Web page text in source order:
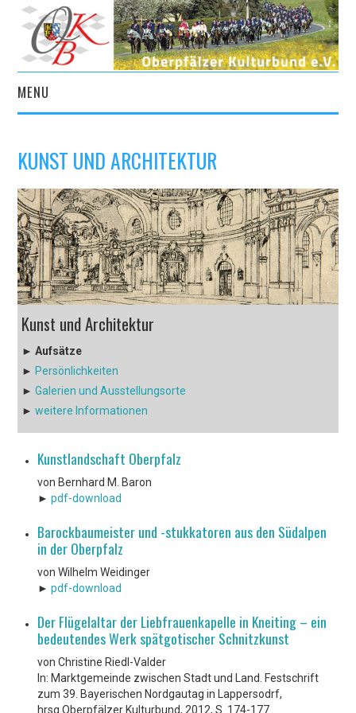
MENU
AKTUELLES
VEREIN
KULTURPORTAL
ARCHIV
KONTAKT
KUNST UND ARCHITEKTUR
Kunst und Architektur
‏►Aufsätze
► Persönlichkeiten
►Galerien und Ausstellungsorte
►weitere Informationen
Kunstlandschaft Oberpfalz
von Bernhard M. Baron
►pdf-download
Barockbaumeister und -stukkatoren aus den Südalpen
in der Oberpfalz
von Wilhelm Weidinger
►pdf-download
Der Flügelaltar der Liebfrauenkapelle in Kneiting – ein
bedeutendes Werk spätgotischer Schnitzkunst
von Christine Riedl-Valder
In: Marktgemeinde zwischen Stadt und Land. Festschrift
zum 39. Bayerischen Nordgautag in Lappersodrf,
hrsg Oberpfälzer Kulturbund, 2012, S. 174-177.